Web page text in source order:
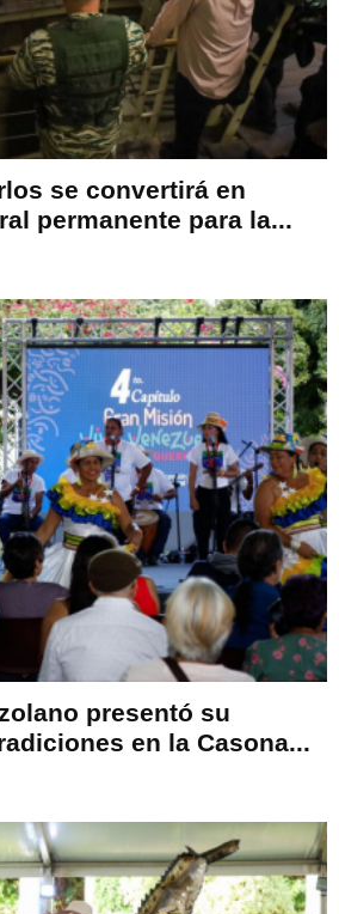
se convertirá en
permanente para la...
presentó su
en la Casona...